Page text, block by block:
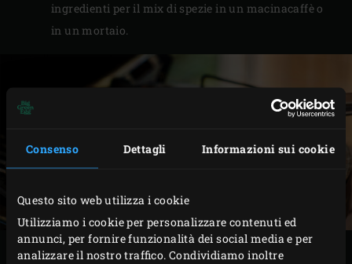
Consenso Dettagli Informazioni sui cookie
Questo sito web utilizza i cookie
Utilizziamo i cookie per personalizzare contenuti ed
annunci, per fornire funzionalità dei social media e per
analizzare il nostro traffico. Condividiamo inoltre
ingredienti per il mix di spezie in un macinacaffè o
in un mortaio.